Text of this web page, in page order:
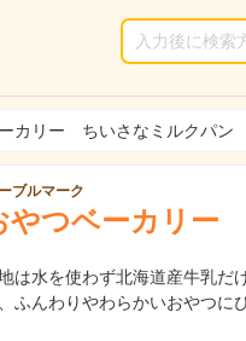
カリー ちいさなミルクパン
ブルマーク
やつベーカリー
は水を使わず北海道産牛乳だ
ふんわりやわらかいおやつに